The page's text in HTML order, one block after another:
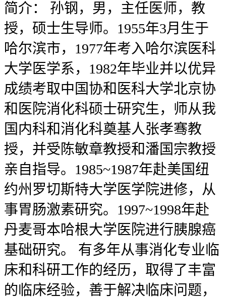
简介：
孙钢，男，主任医师，教
授，硕士生导师。1955年3月生于
哈尔滨市，1977年考入哈尔滨医科
大学医学系，1982年毕业并以优异
成绩考取中国协和医科大学北京协
和医院消化科硕士研究生，师从我
国内科和消化科奠基人张孝骞教
授，并受陈敏章教授和潘国宗教授
亲自指导。1985~1987年赴美国纽
约州罗切斯特大学医学院进修，从
事胃肠激素研究。1997~1998年赴
丹麦哥本哈根大学医院进行胰腺癌
基础研究。 有多年从事消化专业临
床和科研工作的经历，取得了丰富
的临床经验，善于解决临床问题，